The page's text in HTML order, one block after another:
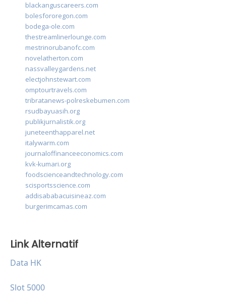
blackanguscareers.com
bolesfororegon.com
bodega-ole.com
thestreamlinerlounge.com
mestrinorubanofc.com
novelatherton.com
nassvalleygardens.net
electjohnstewart.com
omptourtravels.com
tribratanews-polreskebumen.com
rsudbayuasih.org
publikjurnalistik.org
juneteenthapparel.net
italywarm.com
journaloffinanceeconomics.com
kvk-kumari.org
foodscienceandtechnology.com
scisportsscience.com
addisababacuisineaz.com
burgerimcamas.com
Link Alternatif
Data HK
Slot 5000